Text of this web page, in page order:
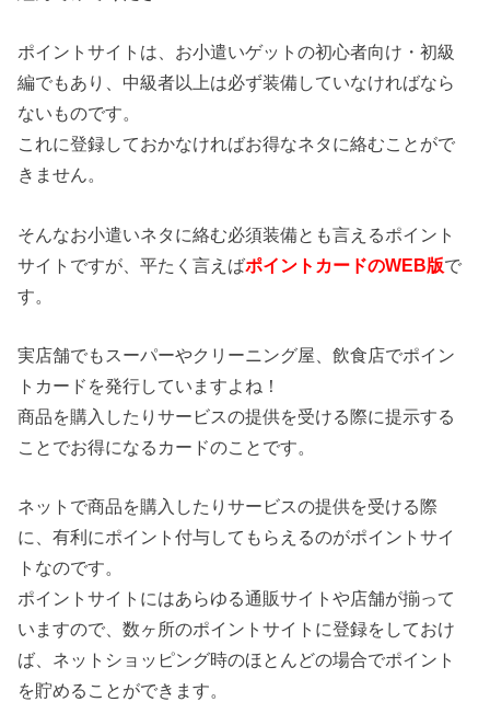
ポイントサイトは、お小遣いゲットの初心者向け・初級
編でもあり、中級者以上は必ず装備していなければなら
ないものです。
これに登録しておかなければお得なネタに絡むことがで
きません。
そんなお小遣いネタに絡む必須装備とも言えるポイント
サイトですが、平たく言えばポイントカードのWEB版で
す。
実店舗でもスーパーやクリーニング屋、飲食店でポイン
トカードを発行していますよね！
商品を購入したりサービスの提供を受ける際に提示する
ことでお得になるカードのことです。
ネットで商品を購入したりサービスの提供を受ける際
に、有利にポイント付与してもらえるのがポイントサイ
トなのです。
ポイントサイトにはあらゆる通販サイトや店舗が揃って
いますので、数ヶ所のポイントサイトに登録をしておけ
ば、ネットショッピング時のほとんどの場合でポイント
を貯めることができます。